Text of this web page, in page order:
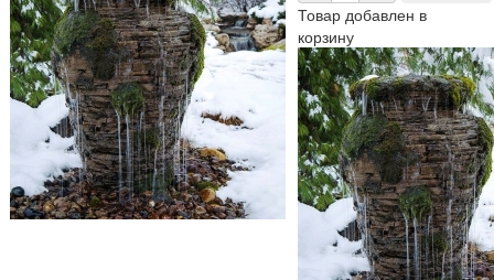
Товар добавлен в
корзину